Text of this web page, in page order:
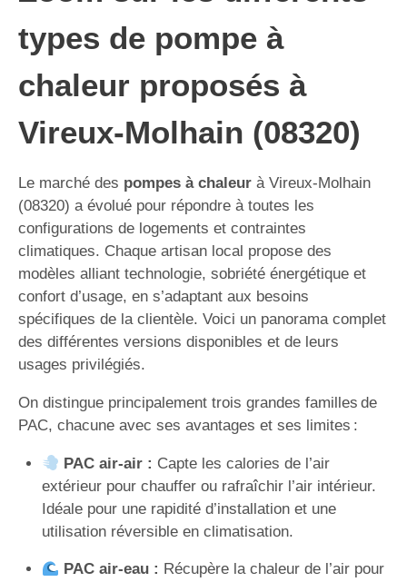
types de pompe à
chaleur proposés à
Vireux-Molhain (08320)
Le marché des pompes à chaleur à Vireux-Molhain
(08320) a évolué pour répondre à toutes les
configurations de logements et contraintes
climatiques. Chaque artisan local propose des
modèles alliant technologie, sobriété énergétique et
confort d’usage, en s’adaptant aux besoins
spécifiques de la clientèle. Voici un panorama complet
des différentes versions disponibles et de leurs
usages privilégiés.
On distingue principalement trois grandes familles de
PAC, chacune avec ses avantages et ses limites :
PAC air-air : Capte les calories de l’air
extérieur pour chauffer ou rafraîchir l’air intérieur.
Idéale pour une rapidité d’installation et une
utilisation réversible en climatisation.
PAC air-eau : Récupère la chaleur de l’air pour